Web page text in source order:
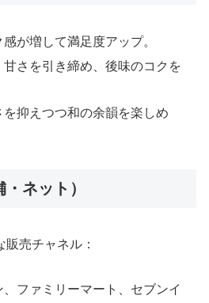
感が増して満足度アップ。
甘さを引き締め、後味のコクを
を抑えつつ和の余韻を楽しめ
ネット）
売チャネル：
ファミリーマート、セブンイ